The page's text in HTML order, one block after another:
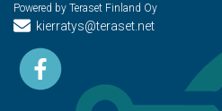
Powered by Teraset Finland Oy
kierratys@teraset.net